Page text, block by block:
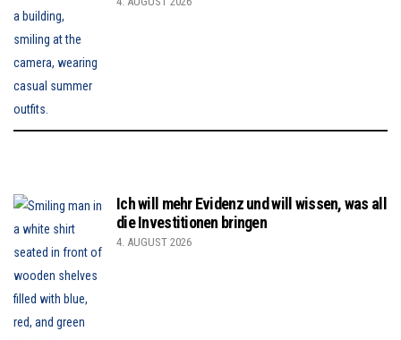
Ich will mehr Evidenz und will wissen, was all
die Investitionen bringen
4. AUGUST 2026